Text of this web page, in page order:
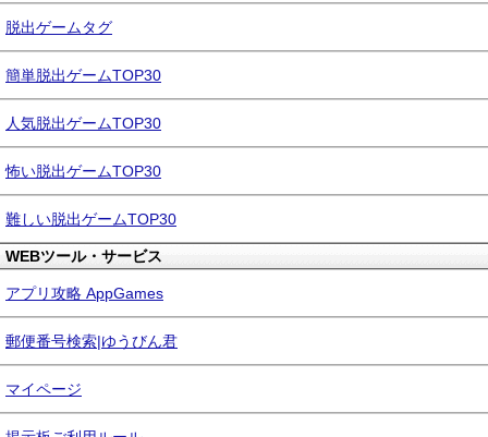
脱出ゲームタグ
簡単脱出ゲームTOP30
人気脱出ゲームTOP30
怖い脱出ゲームTOP30
難しい脱出ゲームTOP30
WEBツール・サービス
アプリ攻略 AppGames
郵便番号検索|ゆうびん君
マイページ